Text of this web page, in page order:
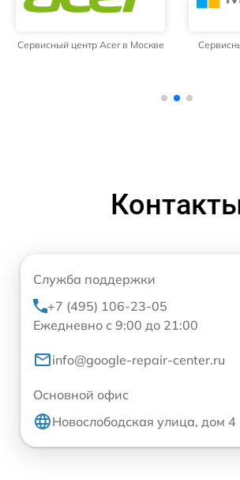
Сервисный центр Acer в Москве
Служба поддержки
+7 (495) 106-23-05
Ежедневно с 9:00 до 21:00
info@google-repair-center.ru
Основной офис
Новослободская улица, дом 4